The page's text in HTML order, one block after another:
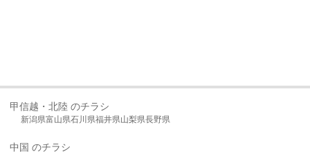
甲信越・北陸 のチラシ
新潟県富山県石川県福井県山梨県長野県
中国 のチラシ